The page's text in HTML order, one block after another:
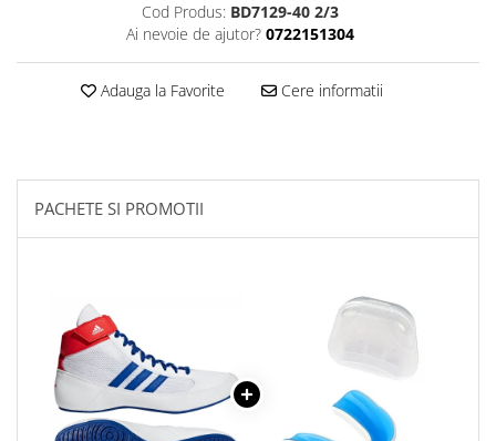
Cod Produs: BD7129-40 2/3
Ai nevoie de ajutor? 0722151304
Adauga la Favorite Cere informatii
PACHETE SI PROMOTII